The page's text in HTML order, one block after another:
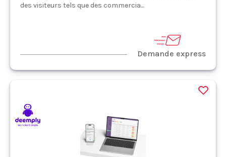
des visiteurs tels que des commercia...
Demande express